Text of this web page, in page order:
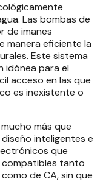
Las bombas de
de imanes
manera eficiente la
Este sistema
idónea para el
acceso en las que
es inexistente o
más que
inteligentes e
que
tanto
de CA, sin que